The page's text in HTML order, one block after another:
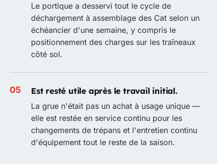
Le portique a desservi tout le cycle de
déchargement à assemblage des Cat selon un
échéancier d'une semaine, y compris le
positionnement des charges sur les traîneaux
côté sol.
Est resté utile après le travail initial.
La grue n'était pas un achat à usage unique —
elle est restée en service continu pour les
changements de trépans et l'entretien continu
d'équipement tout le reste de la saison.